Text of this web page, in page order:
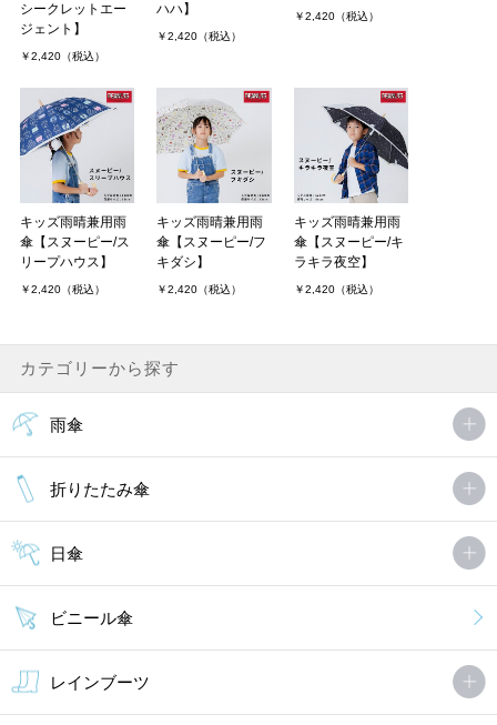
シークレットエー
ジェント】
￥2,420（税込）
ハハ】
￥2,420（税込）
￥2,420（税込）
キッズ雨晴兼用雨
傘【スヌーピー/ス
リープハウス】
￥2,420（税込）
キッズ雨晴兼用雨
傘【スヌーピー/フ
キダシ】
￥2,420（税込）
キッズ雨晴兼用雨
傘【スヌーピー/キ
ラキラ夜空】
￥2,420（税込）
カテゴリーから探す
雨傘
折りたたみ傘
日傘
ビニール傘
レインブーツ